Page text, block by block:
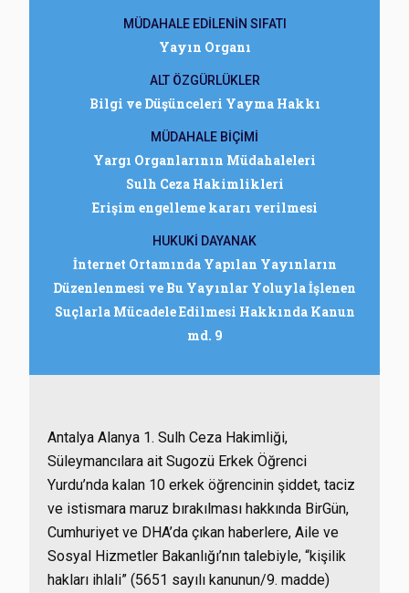
MÜDAHALE EDİLENİN SIFATI
Yayın Organı
ALT ÖZGÜRLÜKLER
Bilgi ve Düşünceleri Yayma Hakkı
MÜDAHALE BİÇİMİ
Yargı Organlarının Müdahaleleri
Sulh Ceza Hakimlikleri
Erişim engelleme kararı verilmesi
HUKUKİ DAYANAK
İnternet Ortamında Yapılan Yayınların
Düzenlenmesi ve Bu Yayınlar Yoluyla İşlenen
Suçlarla Mücadele Edilmesi Hakkında Kanun
md. 9
Antalya Alanya 1. Sulh Ceza Hakimliği,
Süleymancılara ait Sugozü Erkek Öğrenci
Yurdu’nda kalan 10 erkek öğrencinin şiddet, taciz
ve istismara maruz bırakılması hakkında BirGün,
Cumhuriyet ve DHA’da çıkan haberlere, Aile ve
Sosyal Hizmetler Bakanlığı’nın talebiyle, “kişilik
hakları ihlali” (5651 sayılı kanunun/9. madde)